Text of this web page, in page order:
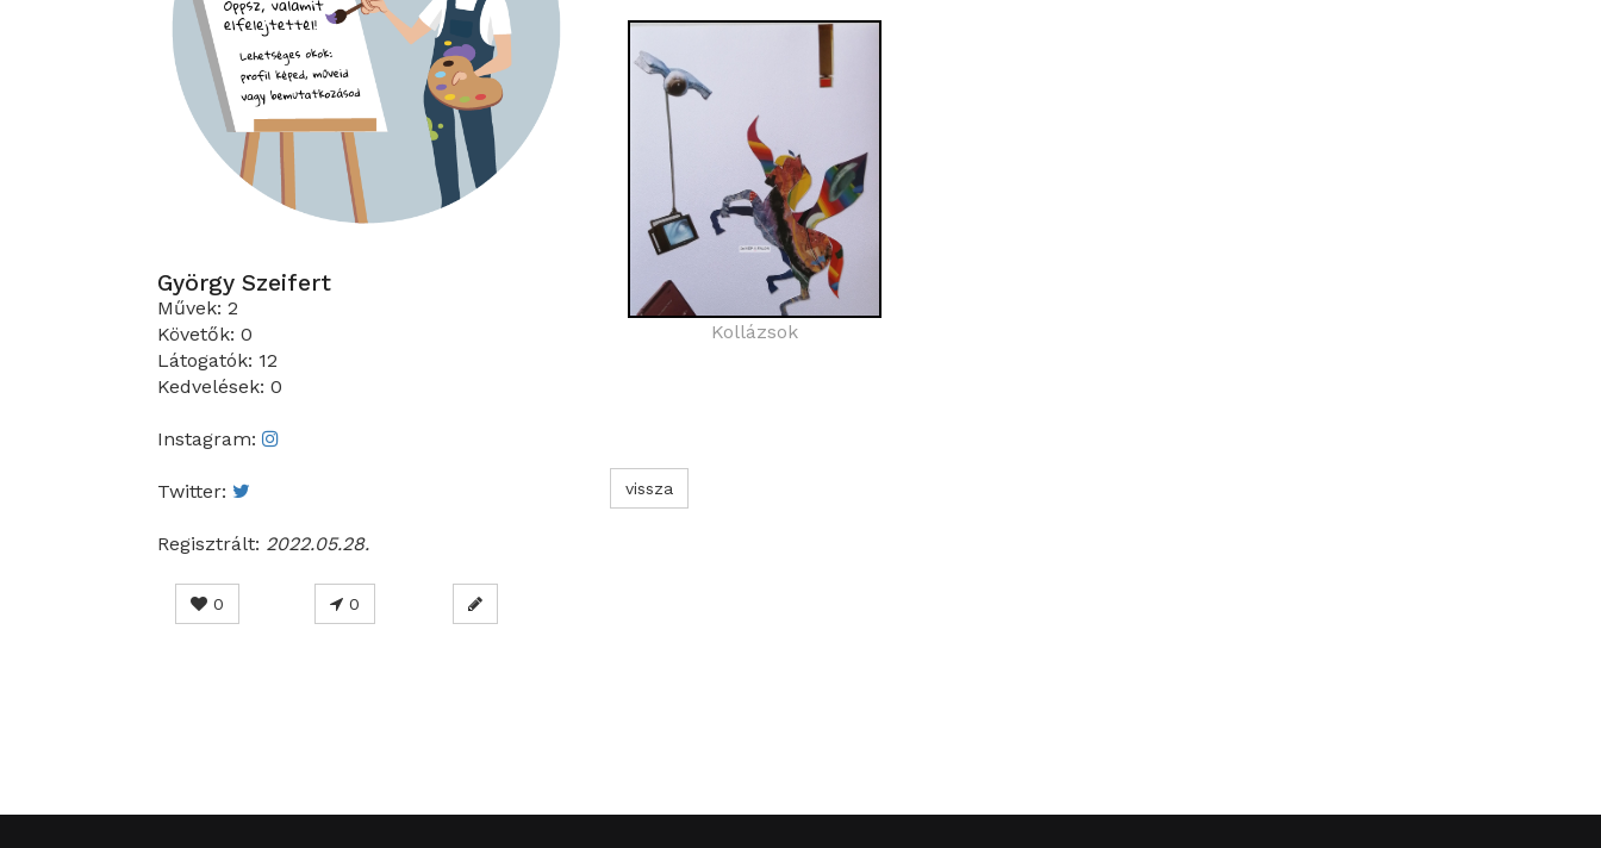
György Szeifert
Művek: 2
Követők: 0
Látogatók: 12
Kedvelések: 0
Instagram:
Twitter:
Regisztrált: 2022.05.28.
0 0
Kollázsok
vissza